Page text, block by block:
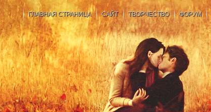
ГЛАВНАЯ СТРАНИЦА САЙТ ТВОРЧЕСТВО ФОРУМ